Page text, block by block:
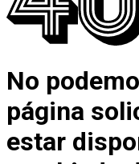
No
página
estar